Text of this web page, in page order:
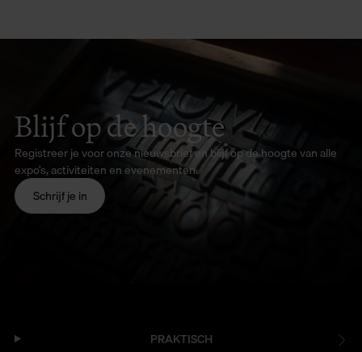
Blijf op de hoogte
Registreer je voor onze nieuwsbrief en blijf op de hoogte van alle
expo’s, activiteiten en evenementen.
Schrijf je in
PRAKTISCH